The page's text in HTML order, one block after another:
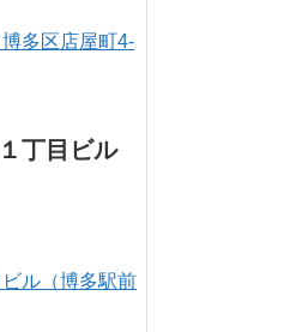
多区店屋町4-
丁目ビル
ル（博多駅前